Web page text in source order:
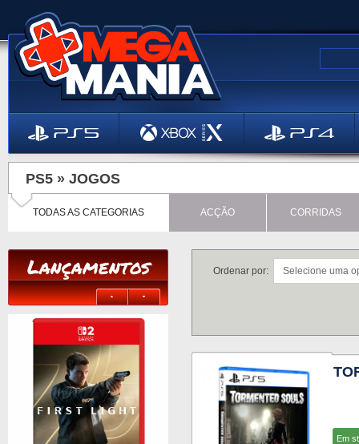
PS5 » JOGOS
TODAS AS CATEGORIAS ACÇÃO CORRIDAS
Lançamentos Ordenar por:
Em